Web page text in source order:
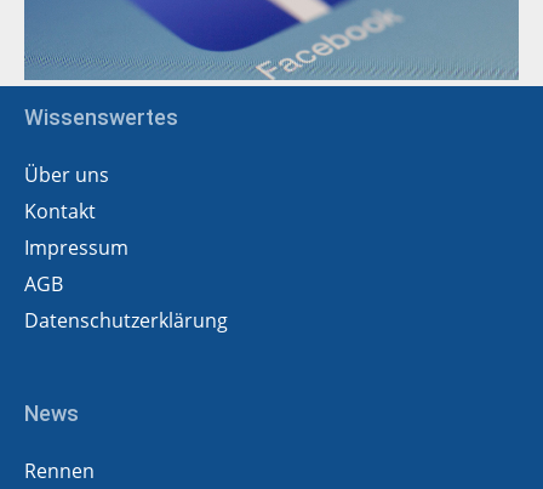
Wissenswertes
Über uns
Kontakt
Impressum
AGB
Datenschutzerklärung
News
Rennen